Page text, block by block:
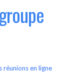
réunions en ligne